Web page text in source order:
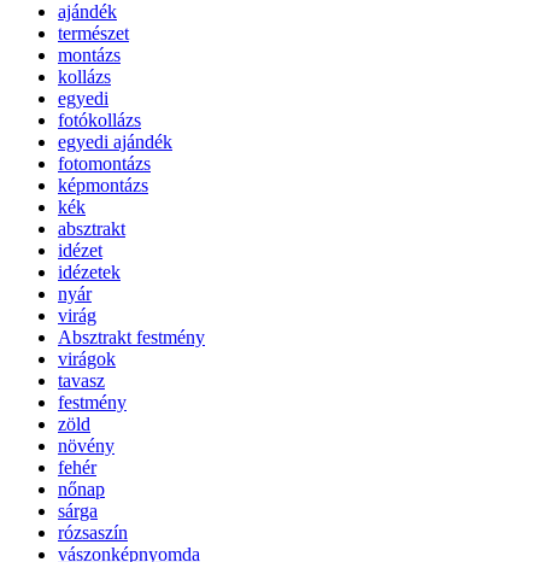
ajándék
természet
montázs
kollázs
egyedi
fotókollázs
egyedi ajándék
fotomontázs
képmontázs
kék
absztrakt
idézet
idézetek
nyár
virág
Absztrakt festmény
virágok
tavasz
festmény
zöld
növény
fehér
nőnap
sárga
rózsaszín
vászonképnyomda